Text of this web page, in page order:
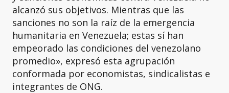
alcanzó sus objetivos. Mientras que las
sanciones no son la raíz de la emergencia
humanitaria en Venezuela; estas sí han
empeorado las condiciones del venezolano
promedio», expresó esta agrupación
conformada por economistas, sindicalistas e
integrantes de ONG.